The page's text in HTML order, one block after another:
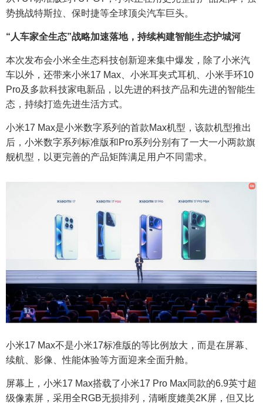
势挑战特斯拉、保时捷等全球顶尖汽车巨头。
“人车家全生态”战略加速落地，持续构建智能生态护城河
本次发布会小米全生态科技创新迎来集中爆发，除了小米汽
车以外，还带来小米17 Max、小米耳夹式耳机、小米手环10
Pro及多款科技家电新品，以先进的科技产品和先进的智能生
态，持续打造先进生活方式。
小米17 Max是小米数字系列的首款Max机型，该款机型推出
后，小米数字系列标准版和Pro系列分别有了一大一小两款旗
舰机型，以更完善的产品矩阵满足用户不同需求。
小米17 Max不是小米17标准版的等比例放大，而是在屏幕、
续航、影像、性能体验等方面迎来全面升舱。
屏幕上，小米17 Max搭载了小米17 Pro Max同款的6.9英寸超
级像素屏，采用全RGB无损排列，清晰度媲美2K屏，但又比